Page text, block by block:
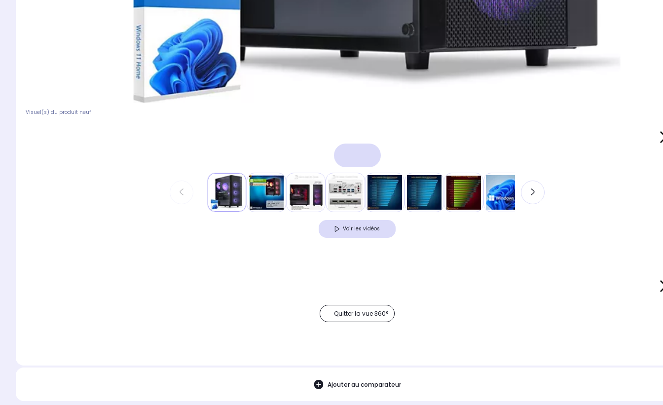
Visuel(s) du produit neuf
Voir les vidéos
Quitter la vue 360°
Ajouter au comparateur